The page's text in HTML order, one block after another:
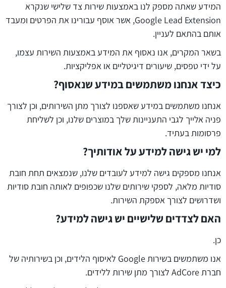
המידע שאתה מספק לנו באמצעות שירות צד שלישי שנקרא
Google Lead Extension, אשר אוסף עבורינו את הפרטים ומעבד
אותם בהתאם לעניין.
בשאר המקרים, אנו נאסוף את המידע באמצעות השירות עצמו,
על ידי טפסים, שיעורים דיגיטליים או אפליקציות.
כיצד אנחנו משתמשים במידע שנאסוף?
אנחנו משתמשים במידע שאספנו לצורך מתן השירותים, וכן לצורך
פניה אלייך לגבי התעניינות שלך במוצרים שלנו, וכן לשליחת
פרסומות בעתיד.
למי יש גישה למידע על אודותיך?
אנחנו מספקים גישה למידע לעובדים שלנו, שנמצאים תחת חובת
סודיות מלאה, לספקי שירותים שלנו שכפופים לאותה חובת סודיות
ושדרושים לצורך אספקת השירות.
האם לצדדים שלישיים יש גישה למידע?
כן.
אנו משתמשים בשירות Google לאיסוף הלידים, וכן בשירותיה של
חברת AdCore לצורך מתן שירות ללידים.